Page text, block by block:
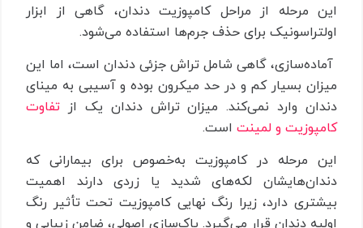
این مرحله از مراحل کامپوزیت دندان، گاهی از ابزار
اولتراسونیک برای حذف جرم‌ها استفاده می‌شود.
آماده‌سازی، گاهی شامل تراش جزئی دندان است، اما این
میزان بسیار کم و در حد میکرون بوده و آسیبی به مینای
دندان وارد نمی‌کند. میزان تراش دندان یک از تفاوت
کامپوزیت و لمینت است.
این مرحله در کامپوزیت به‌خصوص برای بیمارانی که
دندان‌هایشان لکه‌های شدید یا زردی دارند اهمیت
بیشتری دارد، زیرا رنگ نهایی کامپوزیت تحت تأثیر رنگ
اولیه دندان قرار می‌گیرد. پاک‌سازی اصولی، ضامن زیبایی و